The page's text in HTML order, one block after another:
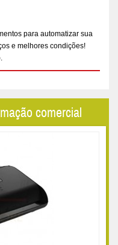
para automatizar sua
e melhores condições!
comercial